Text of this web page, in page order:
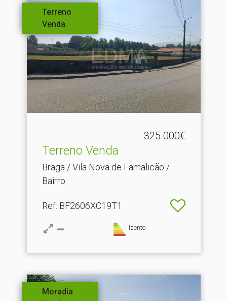
Terreno
Venda
325.000€
Terreno Venda
Braga / Vila Nova de Famalicão /
Bairro
Ref: BF2606XC19T1
Isento
Moradia